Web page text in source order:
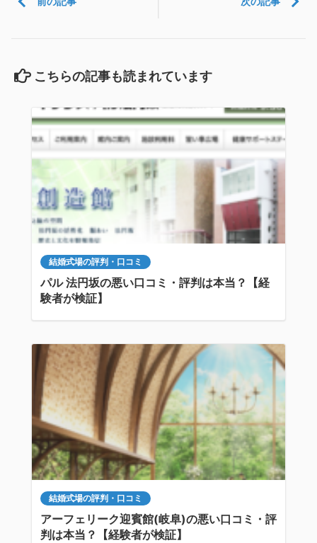
こちらの記事も読まれています
結婚式場の評判・口コミ
パル 法円坂の悪い口コミ・評判は本当？【経
験者が検証】
結婚式場の評判・口コミ
アーフェリーク迎賓館(岐阜)の悪い口コミ・評
判は本当？【経験者が検証】